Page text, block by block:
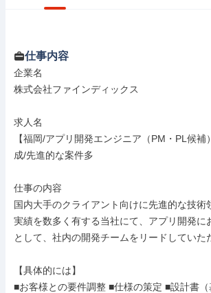
仕事内容
企業名
株式会社ファインディックス
求人名
【福岡/アプリ開発エンジニア（PM・PL候補
成/先進的な案件多
仕事の内容
国内大手のクライアント向けに先進的な技術
実績を数多く有する当社にて、アプリ開発に
として、社内の開発チームをリードしていた
【具体的には】
■お客様との要件調整 ■仕様の策定 ■設計書